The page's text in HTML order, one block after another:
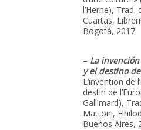
l’Herne), Trad.
Cuartas,
Bogotá, 2017
– La
y el destino
L’invention de
destin de
Gallimard),
Mattoni,
Buenos Aires,